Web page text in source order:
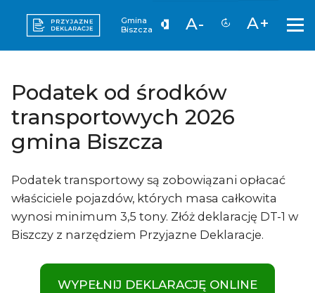
Gmina
Biszcza
A- A+
Podatek od środków
transportowych 2026
gmina Biszcza
Podatek transportowy są zobowiązani opłacać
właściciele pojazdów, których masa całkowita
wynosi minimum 3,5 tony. Złóż deklarację DT-1 w
Biszczy z narzędziem Przyjazne Deklaracje.
WYPEŁNIJ DEKLARACJĘ ONLINE